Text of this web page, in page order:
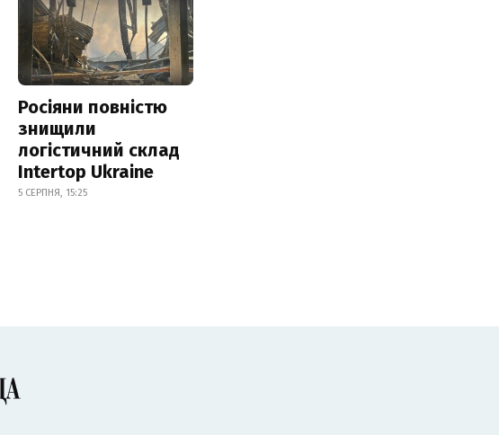
Росіяни повністю
знищили
логістичний склад
Intertop Ukraine
5 СЕРПНЯ, 15:25